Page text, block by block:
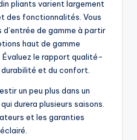
pliants varient largement
des fonctionnalités. Vous
de gamme à partir
haut de gamme
Évaluez le rapport qualité-
et du confort.
un peu plus dans un
durera plusieurs saisons.
et les garanties